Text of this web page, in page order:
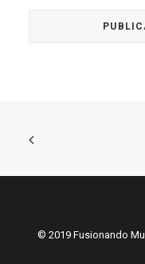
© 2019 Fusionando